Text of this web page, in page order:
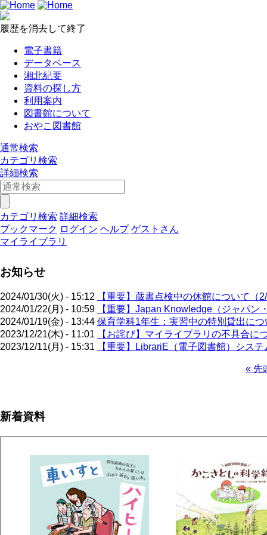
履歴を消去して終了
電子書籍
データベース
湘北紀要
資料の探し方
利用案内
図書館について
おやこ図書館
通常検索
カテゴリ検索
詳細検索
カテゴリ検索 詳細検索
ブックマーク ログイン ヘルプ ゲストさん
マイライブラリ
お知らせ
2024/01/30(火) - 15:12
【重要】蔵書点検中の休館について（
2024/01/22(月) - 10:59
【重要】Japan Knowledge（ジャパ
2024/01/19(金) - 13:44 保育学科1年生：実習中の特別貸出に
2023/12/21(木) - 11:01
【お詫び】マイライブラリの不具合に
2023/12/11(月) - 15:31
【重要】LibrariE（電子図書館）シス
送
先
« 先
新着資料